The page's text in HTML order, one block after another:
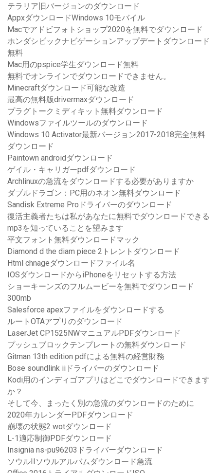
テラリア旧バージョンのダウンロード
AppxダウンロードWindows 10モバイル
Macでアドビフォトショップ2020を無料でダウンロード
ホンダシビックナビゲーションアップデートダウンロード
無料
Mac用のpspice学生ダウンロード無料
無料でオンラインでダウンロードできません。
Minecraftダウンロード可能な改造
最高の無料版drivermaxダウンロード
プラグトークミディキット無料ダウンロード
Windowsファイルツールのダウンロード
Windows 10 Activator最新バージョン2017-2018完全無料
ダウンロード
Paintown androidダウンロード
ゲイル・キャリガーpdfダウンロード
Archlinuxの急流をダウンロードする必要がありますか
ダブルドラゴン：PC用のネオン無料ダウンロード
Sandisk Extreme Proドライバーのダウンロード
復活主義者たちは私があなたに無料でダウンロードできる
mp3を知っていることを望みます
平文フォント無料ダウンロードマック
Diamond d the diam piece 2トレントダウンロード
Html chnageダウンロードファイル名
IOSダウンロードからiPhoneをリセットする方法
ショーキーンズのフルムービーを無料でダウンロード
300mb
Salesforce apexファイルをダウンロードする
ルートOTAアプリのダウンロード
LaserJet CP1525NWマニュアルPDFダウンロード
プッシュブロックテンプレートの無料ダウンロード
Gitman 13th edition pdfによる無料の経営財務
Bose soundlink iiドライバーのダウンロード
Kodi用のインディゴアプリはどこでダウンロードできます
か？
そして今、まったく別の急流のダウンロードのために
2020年カレンダーPDFダウンロード
崩壊の状態2 wotダウンロード
L-1適応制御PDFダウンロード
Insignia ns-pu96203ドライバーダウンロード
ソウルIIソウルアルバムダウンロード急流